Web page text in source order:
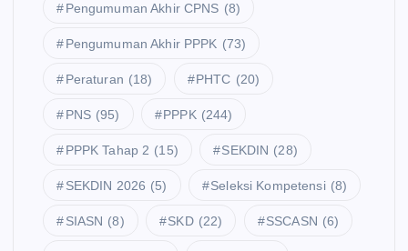
Pengumuman Akhir CPNS (8)
Pengumuman Akhir PPPK (73)
Peraturan (18) PHTC (20)
PNS (95) PPPK (244)
PPPK Tahap 2 (15) SEKDIN (28)
SEKDIN 2026 (5) Seleksi Kompetensi (8)
SIASN (8) SKD (22) SSCASN (6)